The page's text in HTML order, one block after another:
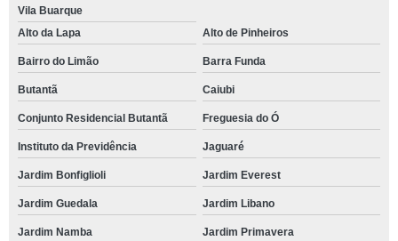
Vila Buarque
Alto da Lapa
Alto de Pinheiros
Bairro do Limão Barra Funda
Butantã Caiubi
Conjunto Residencial Butantã Freguesia do Ó
Instituto da Previdência Jaguaré
Jardim Bonfiglioli Jardim Everest
Jardim Guedala Jardim Libano
Jardim Namba Jardim Primavera